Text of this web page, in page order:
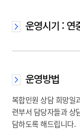
운영시기 : 연
운영방법
복합민원 상담 희망일
련부서 담당자들과 상
담하도록 해드립니다.